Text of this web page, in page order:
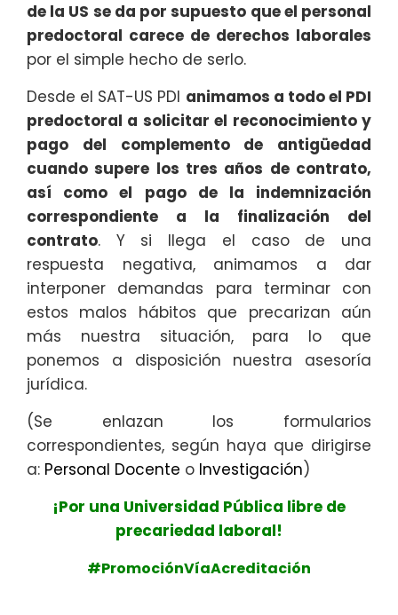
de la US se da por supuesto que el personal
predoctoral carece de derechos laborales
por el simple hecho de serlo.
Desde el SAT-US PDI animamos a todo el PDI
predoctoral a solicitar el reconocimiento y
pago del complemento de antigüedad
cuando supere los tres años de contrato,
así como el pago de la indemnización
correspondiente a la finalización del
contrato. Y si llega el caso de una
respuesta negativa, animamos a dar
interponer demandas para terminar con
estos malos hábitos que precarizan aún
más nuestra situación, para lo que
ponemos a disposición nuestra asesoría
jurídica.
(Se enlazan los formularios
correspondientes, según haya que dirigirse
a: Personal Docente o Investigación)
¡Por una Universidad Pública libre de
precariedad laboral!
#PromociónVíaAcreditación